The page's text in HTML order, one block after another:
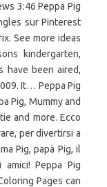
3:46 Peppa Pig
sur Pinterest
See more ideas
kindergarten,
have been aired,
It… Peppa Pig
Pig, Mummy and
and more. Ecco
per divertirsi a
Pig, papà Pig, il
Peppa Pig
Pages can